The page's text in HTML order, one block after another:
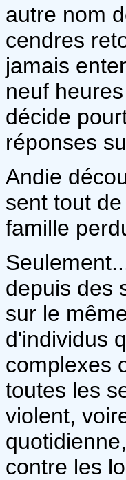
autre nom
cendres
jamais
neuf
décide
réponses
Andie
sent tout
famille
depuis des
sur le
d'individus
complexes
toutes les
violent,
contre les